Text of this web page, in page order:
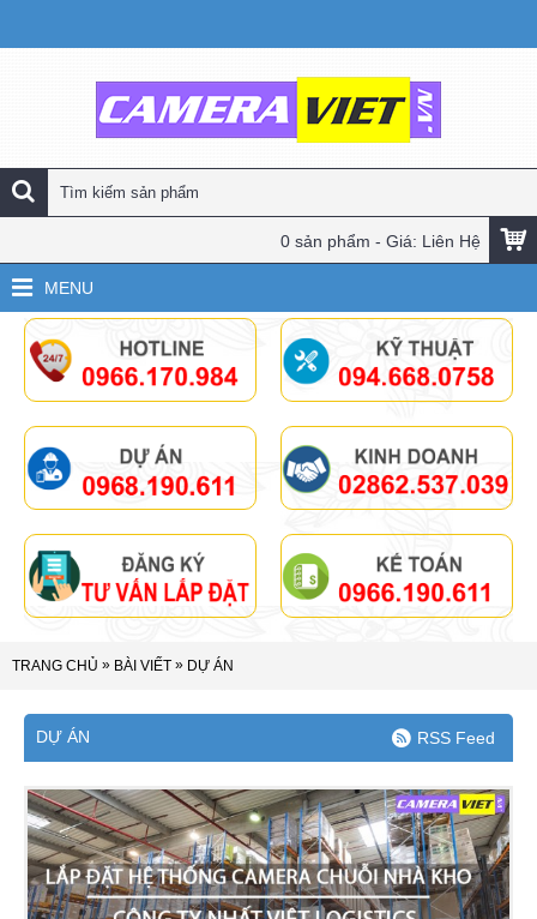
0 sản phẩm - Giá: Liên Hệ
MENU
TRANG CHỦ » BÀI VIẾT » DỰ ÁN
DỰ ÁN RSS Feed